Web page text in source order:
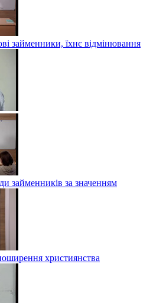
займенники, їхнє відмінювання
займенників за значенням
християнства